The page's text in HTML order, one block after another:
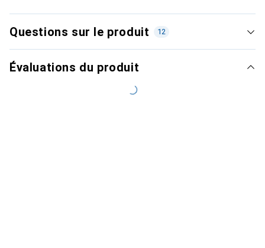
Questions sur le produit 12
Évaluations du produit